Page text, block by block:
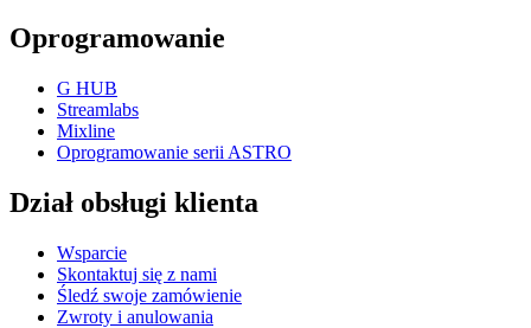
Oprogramowanie
G HUB
Streamlabs
Mixline
Oprogramowanie serii ASTRO
Dział obsługi klienta
Wsparcie
Skontaktuj się z nami
Śledź swoje zamówienie
Zwroty i anulowania